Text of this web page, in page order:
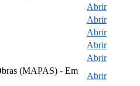
Abrir
Abrir
Abrir
Abrir
Abrir
(MAPAS) - Em
Abrir